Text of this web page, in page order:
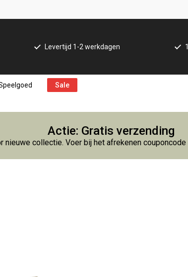
Levertijd 1-2 werkdagen
Sale
Actie: Gratis verzending
nieuwe collectie. Voer bij het afrekenen couponcode